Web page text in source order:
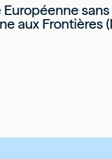
aux Frontières